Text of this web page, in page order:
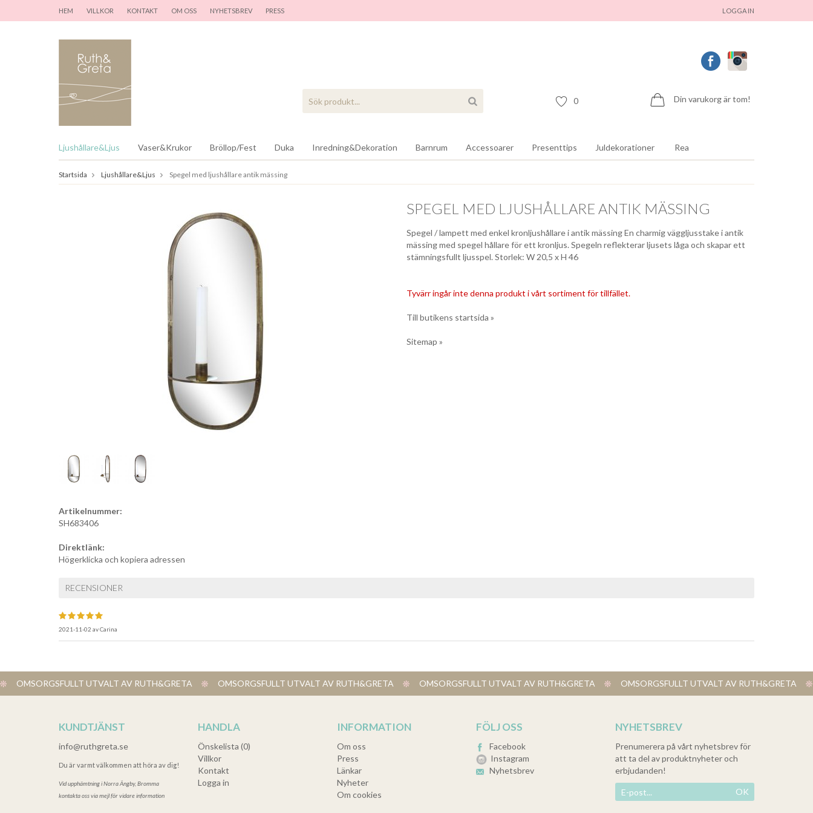
HEM VILLKOR KONTAKT OM OSS NYHETSBREV PRESS LOGGA IN
Din varukorg är tom!
0
Ljushållare&Ljus Vaser&Krukor Bröllop/Fest Duka Inredning&Dekoration Barnrum Accessoarer Presenttips Juldekorationer Rea
Startsida Ljushållare&Ljus Spegel med ljushållare antik mässing
SPEGEL MED LJUSHÅLLARE ANTIK MÄSSING
Spegel / lampett med enkel kronljushållare i antik mässing En charmig väggljusstake i antik
mässing med spegel hållare för ett kronljus. Spegeln reflekterar ljusets låga och skapar ett
stämningsfullt ljusspel. Storlek: W 20,5 x H 46
Tyvärr ingår inte denna produkt i vårt sortiment för tillfället.
Till butikens startsida »
Sitemap »
Artikelnummer:
SH683406
Direktlänk:
Högerklicka och kopiera adressen
RECENSIONER
2021-11-02 avCarina
OMSORGSFULLT UTVALT AV RUTH&GRETA OMSORGSFULLT UTVALT AV RUTH&GRETA ​ OMSORGSFULLT UTVALT AV RUTH&GRETA ​ OMSORGSFULLT UTVALT AV RUTH&GRETA
KUNDTJÄNST
info@ruthgreta.se
Du är varmt välkommen att höra av dig!
Vid upphämtning iNorra Ängby, Bromma
kontakta oss via mejl för vidare information
HANDLA
Önskelista (0)
Villkor
Kontakt
Logga in
INFORMATION
Om oss
Press
Länkar
Nyheter
Om cookies
FÖLJ OSS
Facebook
Instagram
Nyhetsbrev
NYHETSBREV
Prenumerera på vårt nyhetsbrev för
att ta del av produktnyheter och
erbjudanden!
OK